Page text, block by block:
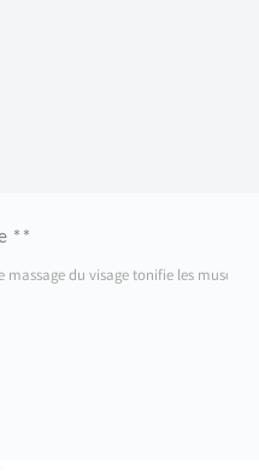
**
massage du visage tonifie les